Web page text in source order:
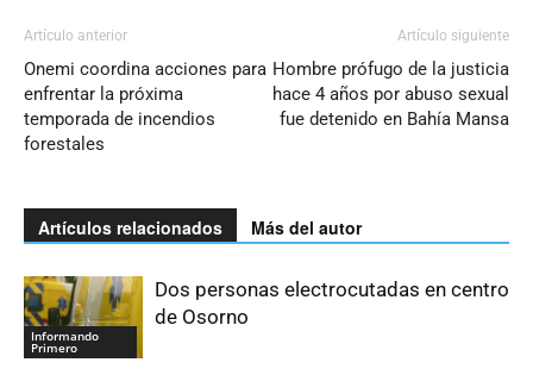
Artículo anterior
Onemi coordina acciones para
enfrentar la próxima
temporada de incendios
forestales
Artículo siguiente
Hombre prófugo de la justicia
hace 4 años por abuso sexual
fue detenido en Bahía Mansa
Artículos relacionados Más del autor
Informando
Primero
Dos personas electrocutadas en centro
de Osorno